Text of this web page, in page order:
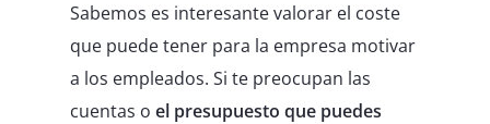
Sabemos es interesante valorar el coste
que puede tener para la empresa motivar
a los empleados. Si te preocupan las
cuentas oel presupuesto que puedes